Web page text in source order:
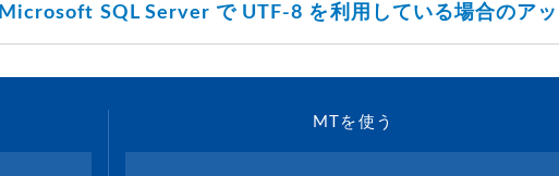
Microsoft SQL Server で UTF-8 を利用している場合のア
MTを使う